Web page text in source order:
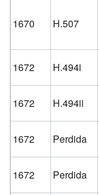
1670 H.507
1672 H.494i
1672
H.494ii
1672
Perdida
1672
Perdida